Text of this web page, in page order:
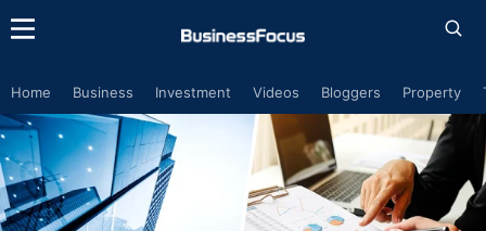
Home Business Investment Videos Bloggers Property